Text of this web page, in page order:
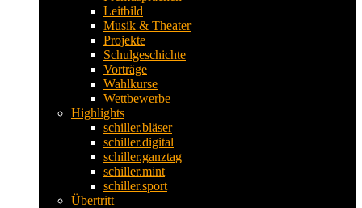
Leitbild
Musik & Theater
Projekte
Schulgeschichte
Vorträge
Wahlkurse
Wettbewerbe
Highlights
schiller.bläser
schiller.digital
schiller.ganztag
schiller.mint
schiller.sport
Übertritt